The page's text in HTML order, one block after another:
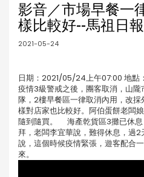
影音／市場早餐
樣比較好--馬祖日報
2021-05-24
日期：2021/05/24上午07:00 地
疫情3級警戒之後，團客取消，山
隊，2樓早餐區一律取消內用，改
樣對店家也比較好。阿伯蛋餅老闆
隨到隨買。 海產乾貨區3攤已休息
拜，老闆李宜華說，難得休息，過
說，這個時候疫情緊張，遊客配合
來。